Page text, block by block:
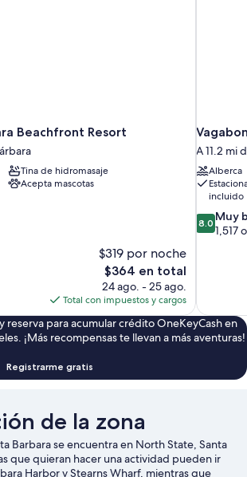
Beachfront Resort
Tina de hidromasaje
Acepta mascotas
$319 por noche
El
precio
actual
es
de
$364
$364 en total
24 ago. - 25 ago.
Total con impuestos y cargos
A 11.2 mi
Alberca
incluido
8.0
de
8.0 Muy
1,517
reserva para acumular crédito OneKeyCash en
¡Más recompensas te llevan a más aventuras!
Registrarme gratis
de la zona
Barbara se encuentra en North State, Santa
que quieran hacer una actividad pueden ir
Harbor y Stearns Wharf, mientras que